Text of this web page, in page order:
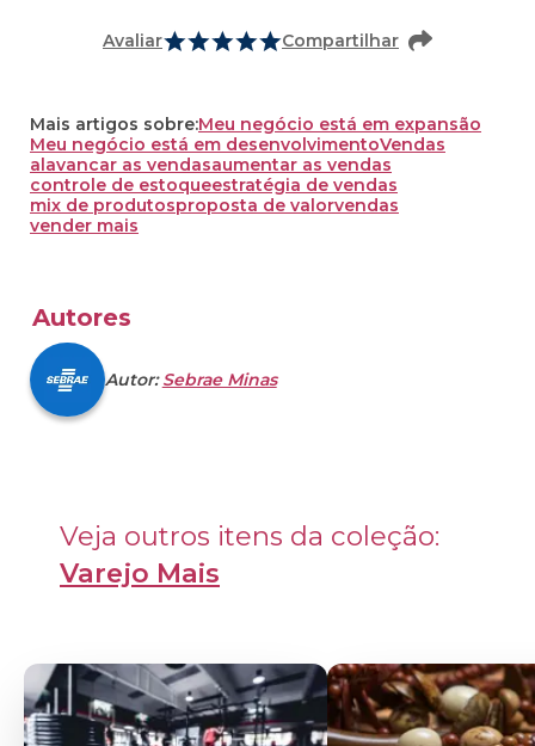
Avaliar Compartilhar
Mais artigos sobre:Meu negócio está em expansão
Meu negócio está em desenvolvimentoVendas
alavancar as vendasaumentar as vendas
controle de estoqueestratégia de vendas
mix de produtosproposta de valorvendas
vender mais
Autores
Autor:Sebrae Minas
Varejo Mais